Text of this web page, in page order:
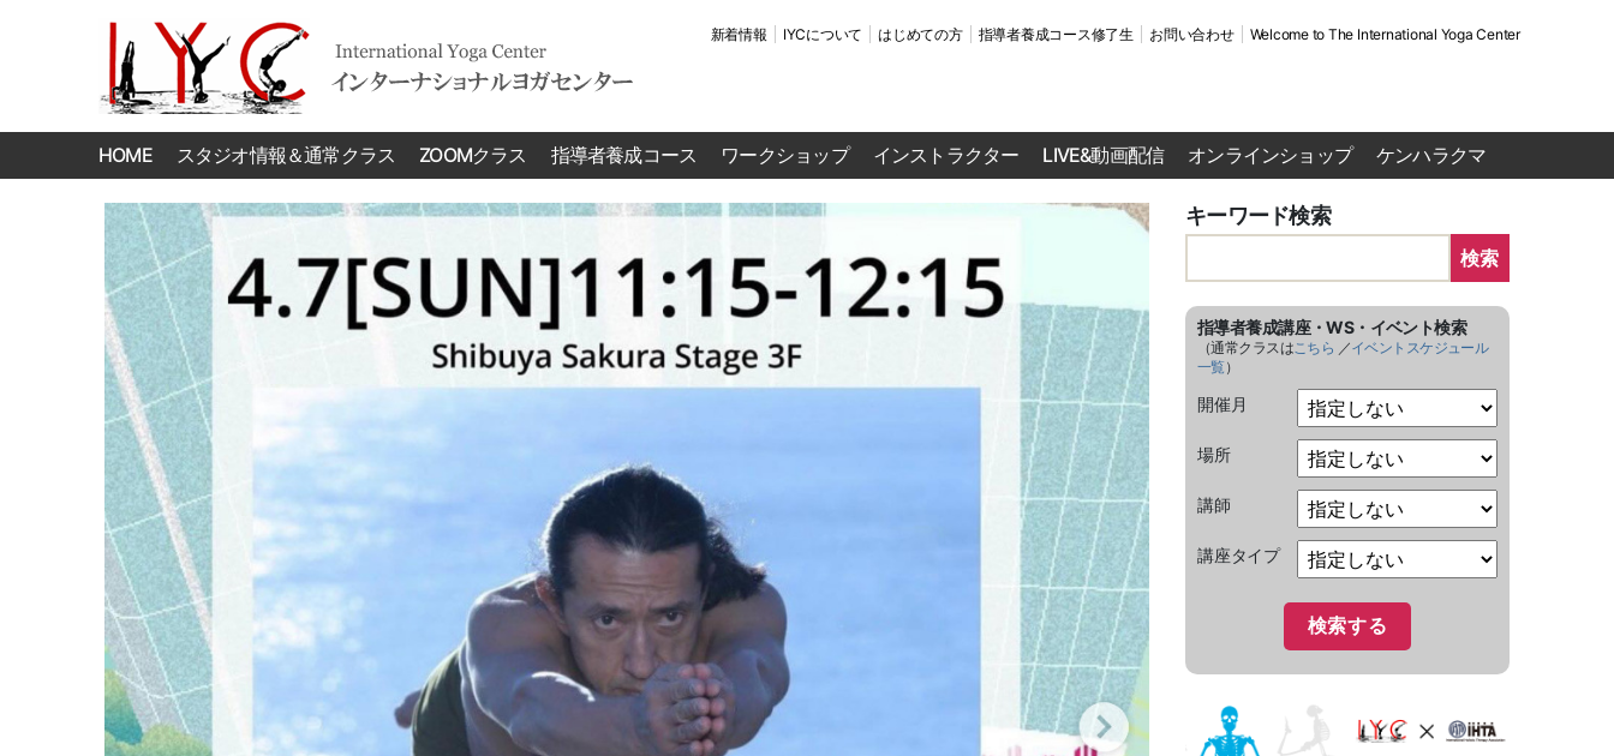
Yoga
Center
新着情報 IYCについて はじめての方 指導者養成コース修了生 お問い合わせ Welcome to The International Yoga Center
HOME スタジオ情報＆通常クラス ZOOMクラス 指導者養成コース ワークショップ インストラクター LIVE&動画配信 オンラインショップ ケンハラクマ
キーワード検索
検索
指導者養成講座・WS・イベント検索
（通常クラスはこちら ／イベントスケジュール
一覧）
開催月
場所
講師
講座タイプ